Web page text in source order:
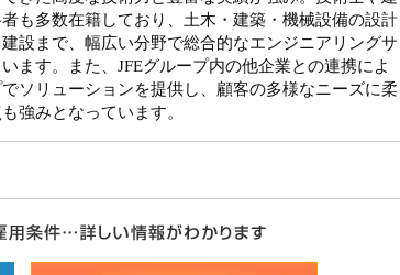
も多数在籍しており、土木・建築・機械設備の設計
設まで、幅広い分野で総合的なエンジニアリングサ
ます。また、JFEグループ内の他企業との連携によ
ソリューションを提供し、顧客の多様なニーズに柔
強みとなっています。